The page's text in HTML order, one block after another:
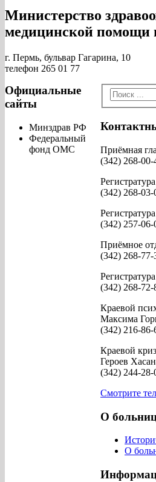
Министерство
медицинской помощи
г. Пермь, бульвар Гагарина, 10
телефон 265 01 77
Приёмная
(342) 268-00-
(342) 268-03-
(342) 257-06-
Приёмное
(342) 268-77-
(342) 268-72-
Краевой
Максима
(342) 216-86-
Краевой
Героев
(342) 244-28-
Смотрите
О
О
Официальные
сайты
Минздрав РФ
Федеральный
фонд ОМС